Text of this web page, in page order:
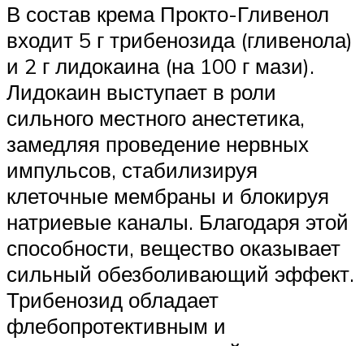
В состав крема Прокто-Гливенол
входит 5 г трибенозида (гливенола)
и 2 г лидокаина (на 100 г мази).
Лидокаин выступает в роли
сильного местного анестетика,
замедляя проведение нервных
импульсов, стабилизируя
клеточные мембраны и блокируя
натриевые каналы. Благодаря этой
способности, вещество оказывает
сильный обезболивающий эффект.
Трибенозид обладает
флебопротективным и